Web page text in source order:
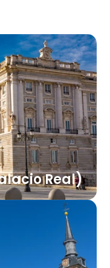
Real)
družine
Sprehod skozi
orožarno
španske